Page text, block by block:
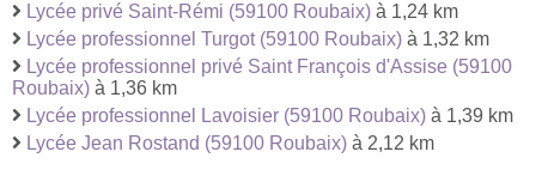
Lycée privé Saint-Rémi (59100 Roubaix) à 1,24 km
Lycée professionnel Turgot (59100 Roubaix) à 1,32 km
Lycée professionnel privé Saint François d'Assise (59100
Roubaix) à 1,36 km
Lycée professionnel Lavoisier (59100 Roubaix) à 1,39 km
Lycée Jean Rostand (59100 Roubaix) à 2,12 km